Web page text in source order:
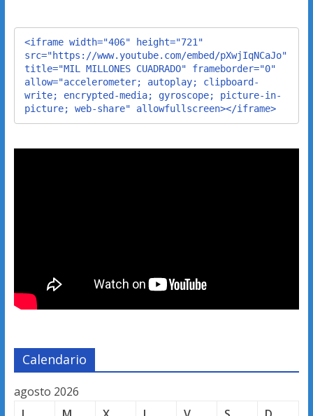
<iframe width="406" height="721"
src="https://www.youtube.com/embed/pXwjIqNCaJo"
title="MIL MILLONES CUADRADO" frameborder="0"
allow="accelerometer; autoplay; clipboard-
write; encrypted-media; gyroscope; picture-in-
picture; web-share" allowfullscreen></iframe>
Calendario
agosto 2026